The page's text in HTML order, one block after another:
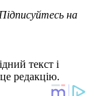
на
текст і
редакцію.